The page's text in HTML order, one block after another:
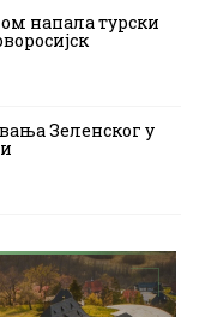
напала турски
Зеленског у